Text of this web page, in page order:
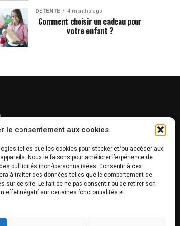
le consentement aux cookies
telles que les cookies pour stocker et/ou accéder aux
Nous le faisons pour améliorer l’expérience de
publicités (non-)personnalisées. Consentir à ces
à traiter des données telles que le comportement de
sur ce site. Le fait de ne pas consentir ou de retirer son
effet négatif sur certaines fonctonnalités et
DÉTENTE 4 months ago
Comment choisir un cadeau pour
votre enfant ?